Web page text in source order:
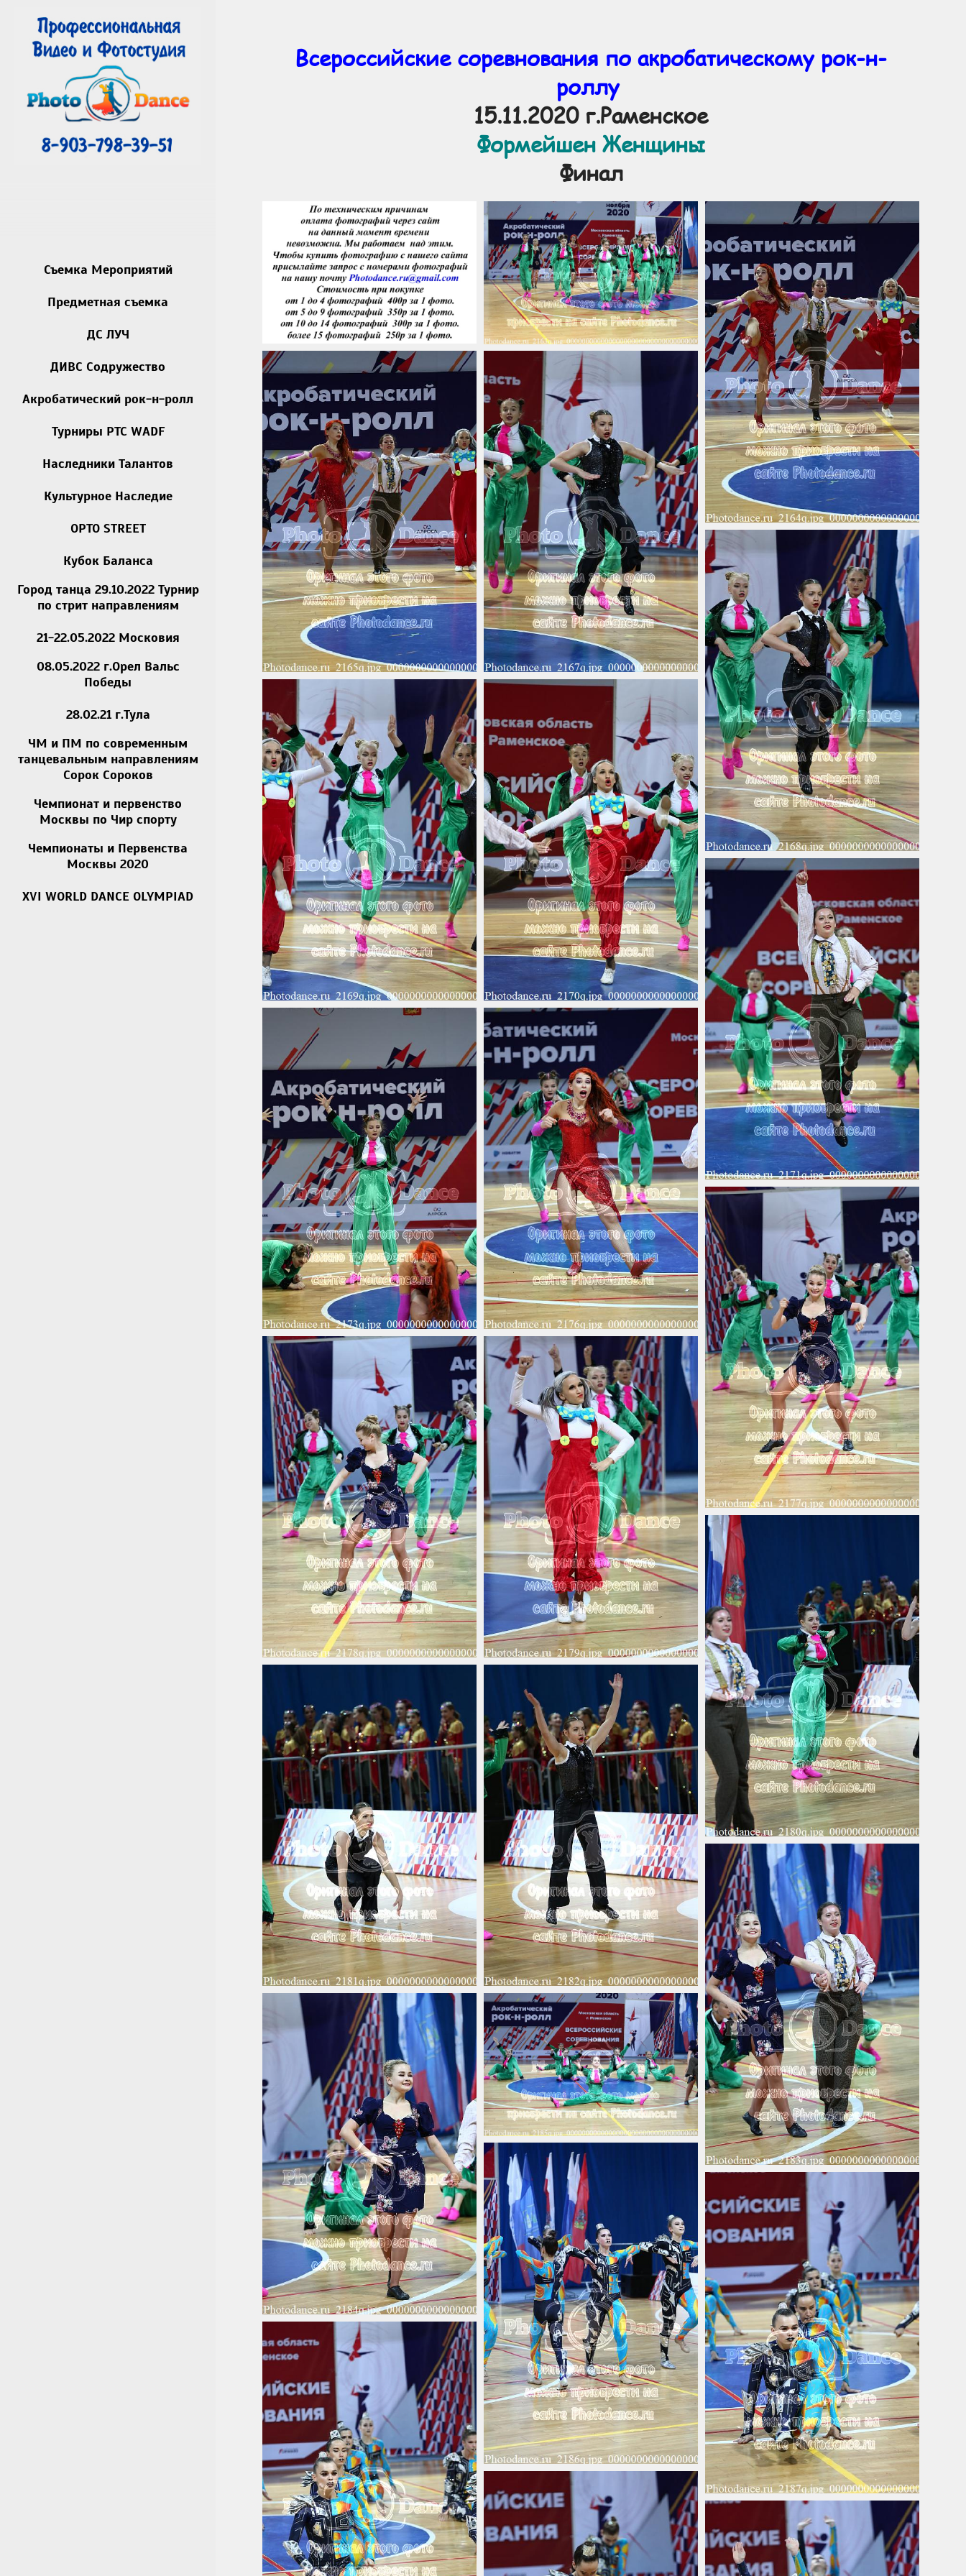
Съемка Мероприятий
Предметная съемка
ДС ЛУЧ
ДИВС Содружество
Акробатический рок-н-ролл
Турниры РТС WADF
Наследники Талантов
Культурное Наследие
OPTO STREET
Кубок Баланса
Город танца 29.10.2022 Турнир
по стрит направлениям
21-22.05.2022 Московия
08.05.2022 г.Орел Вальс
Победы
28.02.21 г.Тула
ЧМ и ПМ по современным
танцевальным направлениям
Сорок Сороков
Чемпионат и первенство
Москвы по Чир спорту
Чемпионаты и Первенства
Москвы 2020
XVI WORLD DANCE OLYMPIAD
Всероссийские соревнования по акробатическому рок-н-
роллу
15.11.2020 г.Раменское
Формейшен Женщины
Финал